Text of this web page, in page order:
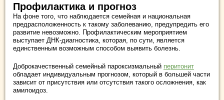
Профилактика и прогноз
На фоне того, что наблюдается семейная и национальная
предрасположенность к такому заболеванию, предупредить его
развитие невозможно. Профилактическим мероприятием
выступает ДНК-диагностика, которая, по сути, является
единственным возможным способом выявить болезнь.
Доброкачественный семейный пароксизмальный перитонит
обладает индивидуальным прогнозом, который в большей части
зависит от присутствия или отсутствия такого осложнения, как
амилоидоз.